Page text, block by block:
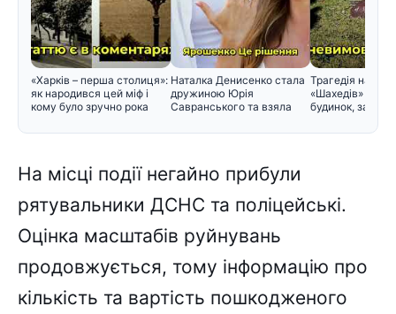
«Харків – перша столиця»:
як народився цей міф і
кому було зручно рока
Наталка Денисенко стала
дружиною Юрія
Савранського та взяла
Трагедія на
«Шахедів»
будинок,
На місці події негайно прибули
рятувальники ДСНС та поліцейські.
Оцінка масштабів руйнувань
продовжується, тому інформацію про
кількість та вартість пошкодженого